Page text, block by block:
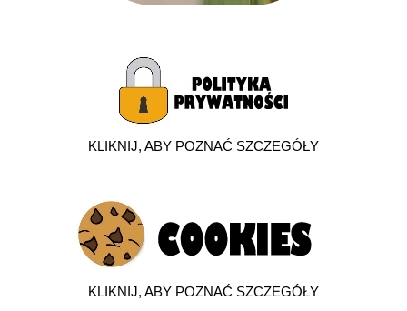
KLIKNIJ, ABY POZNAĆ SZCZEGÓŁY
KLIKNIJ, ABY POZNAĆ SZCZEGÓŁY